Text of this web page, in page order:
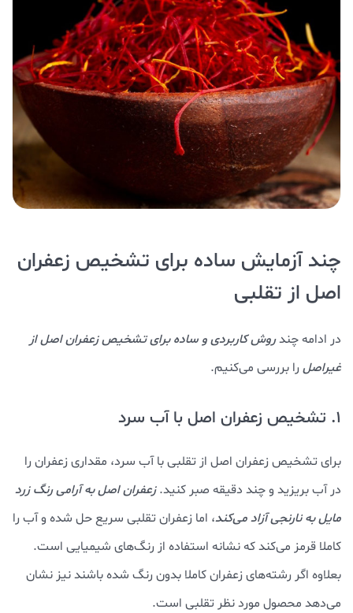
چند آزمایش ساده برای تشخیص زعفران
اصل از تقلبی
در ادامه چندروش کاربردی و ساده برای تشخیص زعفران اصل از
غیراصل را بررسی می‌کنیم.
1. تشخیص زعفران اصل با آب سرد
برای تشخیص زعفران اصل از تقلبی با آب سرد، مقداری زعفران را
در آب بریزید و چند دقیقه صبر کنید.زعفران اصل به آرامی رنگ زرد
مایل به نارنجی آزاد می‌کند، اما زعفران تقلبی سریع حل شده و آب را
کاملا قرمز می‌کند که نشانه استفاده از رنگ‌های شیمیایی است.
بعلاوه اگر رشته‌های زعفران کاملا بدون رنگ شده باشند نیز نشان
می‌دهد محصول مورد نظر تقلبی است.